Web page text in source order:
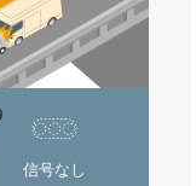
信号なし